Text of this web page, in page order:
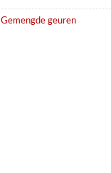
Gemengde geuren